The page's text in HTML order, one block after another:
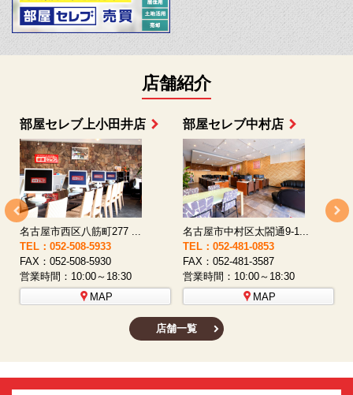
店舗紹介
部屋セレブ上小田井店
名古屋市西区八筋町277 ...
TEL：052-508-5933
FAX：052-508-5930
営業時間：10:00～18:30
MAP
部屋セレブ中村店
名古屋市中村区太閤通9-1...
TEL：052-481-0853
FAX：052-481-3587
営業時間：10:00～18:30
MAP
店舗一覧